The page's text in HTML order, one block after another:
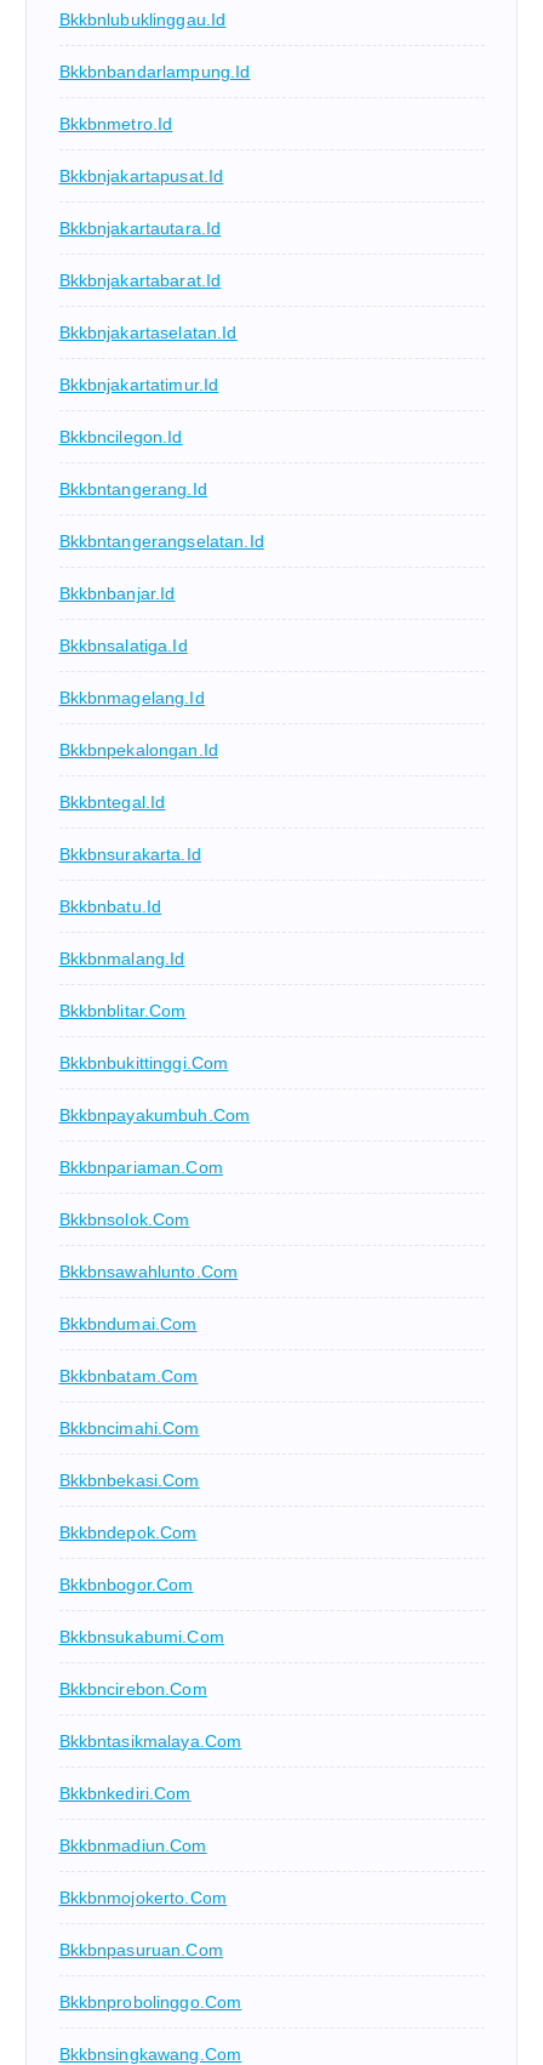
Bkkbnlubuklinggau.id
Bkkbnbandarlampung.id
Bkkbnmetro.id
Bkkbnjakartapusat.id
Bkkbnjakartautara.id
Bkkbnjakartabarat.id
Bkkbnjakartaselatan.id
Bkkbnjakartatimur.id
Bkkbncilegon.id
Bkkbntangerang.id
Bkkbntangerangselatan.id
Bkkbnbanjar.id
Bkkbnsalatiga.id
Bkkbnmagelang.id
Bkkbnpekalongan.id
Bkkbntegal.id
Bkkbnsurakarta.id
Bkkbnbatu.id
Bkkbnmalang.id
Bkkbnblitar.com
Bkkbnbukittinggi.com
Bkkbnpayakumbuh.com
Bkkbnpariaman.com
Bkkbnsolok.com
Bkkbnsawahlunto.com
Bkkbndumai.com
Bkkbnbatam.com
Bkkbncimahi.com
Bkkbnbekasi.com
Bkkbndepok.com
Bkkbnbogor.com
Bkkbnsukabumi.com
Bkkbncirebon.com
Bkkbntasikmalaya.com
Bkkbnkediri.com
Bkkbnmadiun.com
Bkkbnmojokerto.com
Bkkbnpasuruan.com
Bkkbnprobolinggo.com
Bkkbnsingkawang.com